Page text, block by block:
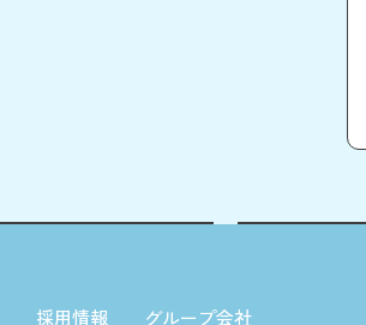
採用情報 グループ会社